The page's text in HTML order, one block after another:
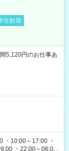
生歓迎
5,120円のお仕事あ
・10:00～17:00 ・
・22:00～06:00